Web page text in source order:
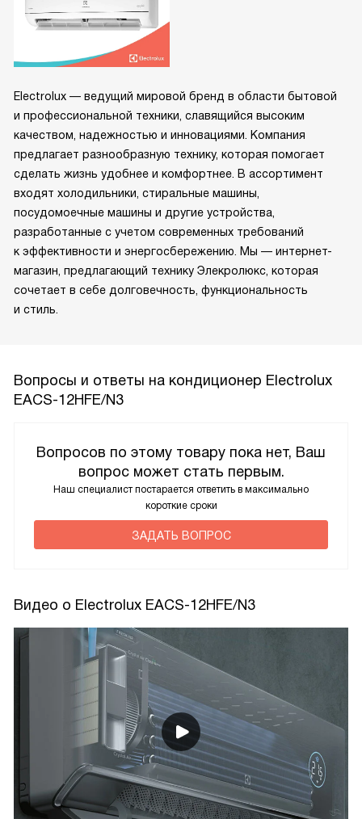
Electrolux — ведущий мировой бренд в области бытовой
и профессиональной техники, славящийся высоким
качеством, надежностью и инновациями. Компания
предлагает разнообразную технику, которая помогает
сделать жизнь удобнее и комфортнее. В ассортимент
входят холодильники, стиральные машины,
посудомоечные машины и другие устройства,
разработанные с учетом современных требований
к эффективности и энергосбережению. Мы — интернет-
магазин, предлагающий технику Элекролюкс, которая
сочетает в себе долговечность, функциональность
и стиль.
Вопросы и ответы на кондиционер Electrolux
EACS-12HFE/N3
Вопросов по этому товару пока нет, Ваш
вопрос может стать первым.
Наш специалист постарается ответить в максимально
короткие сроки
ЗАДАТЬ ВОПРОС
Видео о Electrolux EACS-12HFE/N3